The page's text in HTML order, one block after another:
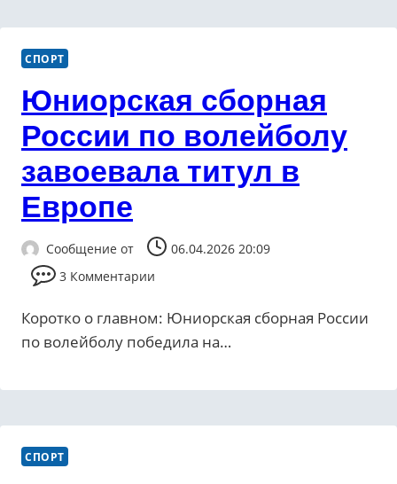
СПОРТ
Юниорская сборная
России по волейболу
завоевала титул в
Европе
Сообщение от
06.04.2026 20:09
3 Комментарии
Коротко о главном: Юниорская сборная России
по волейболу победила на…
СПОРТ